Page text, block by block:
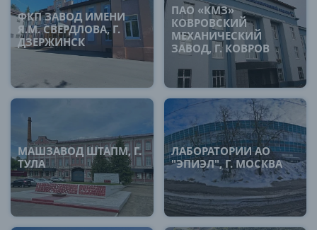
ФКП ЗАВОД ИМЕНИ
Я.М. СВЕРДЛОВА, Г.
ДЗЕРЖИНСК
ПАО «КМЗ»
КОВРОВСКИЙ
МЕХАНИЧЕСКИЙ
ЗАВОД, Г. КОВРОВ
МАШЗАВОД ШТАПМ, Г.
ТУЛА
ЛАБОРАТОРИИ АО
"ЭПИЭЛ", Г. МОСКВА